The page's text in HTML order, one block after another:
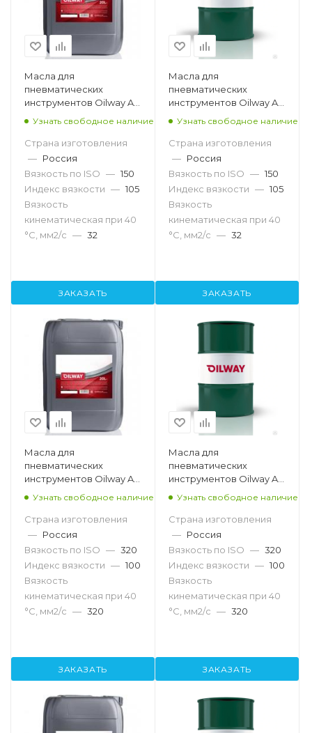
Масла для
пневматических
инструментов Oilway Air
Узнать свободное наличие
Страна изготовления
— Россия
Вязкость по ISO — 150
Индекс вязкости — 105
Вязкость
кинематическая при 40
°С, мм2/с — 32
ЗАКАЗАТЬ
Масла для
пневматических
инструментов Oilway Air
Tool 150, 216,5л
Узнать свободное наличие
Страна изготовления
— Россия
Вязкость по ISO — 150
Индекс вязкости — 105
Вязкость
кинематическая при 40
°С, мм2/с — 32
ЗАКАЗАТЬ
Масла для
пневматических
инструментов Oilway Air
Tool 320, 20л
Узнать свободное наличие
Страна изготовления
— Россия
Вязкость по ISO — 320
Индекс вязкости — 100
Вязкость
кинематическая при 40
°С, мм2/с — 320
ЗАКАЗАТЬ
Масла для
пневматических
инструментов Oilway Air
Tool 320, 216,5л
Узнать свободное наличие
Страна изготовления
— Россия
Вязкость по ISO — 320
Индекс вязкости — 100
Вязкость
кинематическая при 40
°С, мм2/с — 320
ЗАКАЗАТЬ